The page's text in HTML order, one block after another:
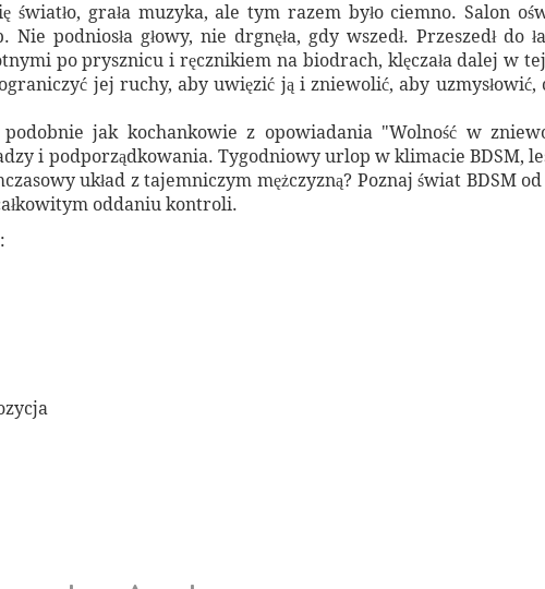
światło, grała muzyka, ale tym razem było ciemno. Salon
podniosła głowy, nie drgnęła, gdy wszedł. Przeszedł do
po prysznicu i ręcznikiem na biodrach, klęczała dalej w
jej ruchy, aby uwięzić ją i zniewolić, aby uzmysłowić,
jak kochankowie z opowiadania "Wolność w
i podporządkowania. Tygodniowy urlop w klimacie BDSM,
układ z tajemniczym mężczyzną? Poznaj świat BDSM
oddaniu kontroli.